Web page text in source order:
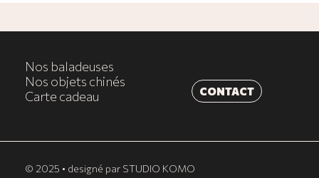
Nos baladeuses
Nos objets chinés
Carte cadeau
CONTACT
© 2025 • designé par STUDIO KOMO